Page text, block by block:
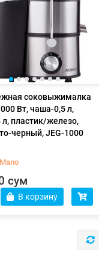
соковыжималка
Вт, чаша-0,5 л,
пластик/железо,
черный, JEG-1000
Мало
сум
В корзину